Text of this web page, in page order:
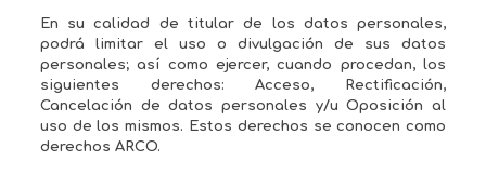
En su calidad de titular de los datos personales,
podrá limitar el uso o divulgación de sus datos
personales; así como ejercer, cuando procedan, los
siguientes derechos: Acceso, Rectificación,
Cancelación de datos personales y/u Oposición al
uso de los mismos. Estos derechos se conocen como
derechos ARCO.